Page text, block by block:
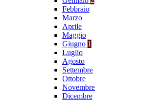
Febbraio
Marzo
Aprile
Maggio
Giugno 1
Luglio
Agosto
Settembre
Ottobre
Novembre
Dicembre